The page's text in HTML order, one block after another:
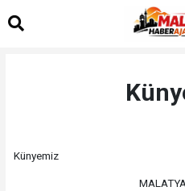
Künyemiz
MALATYA BİRLİK